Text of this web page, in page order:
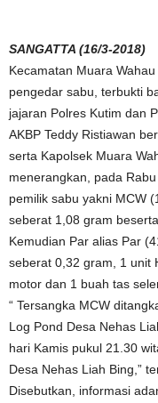
SANGATTA (16/3-2018)
Kecamatan Muara
pengedar sabu, terbukti
jajaran Polres Kutim dan
AKBP Teddy Ristiawan
serta Kapolsek Muara
menerangkan, pada
pemilik sabu yakni MCW
seberat 1,08 gram
Kemudian Par alias Par
seberat 0,32 gram, 1 unit
motor dan 1 buah tas
“ Tersangka MCW
Log Pond Desa Nehas
hari Kamis pukul 21.30
Desa Nehas Liah Bing,”
Disebutkan, informasi